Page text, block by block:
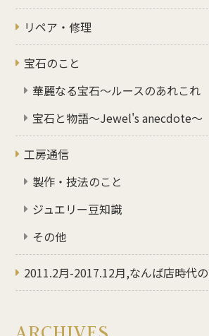
リペア・修理
宝石のこと
華麗なる宝石～ルースのあれこれ
宝石と物語～Jewel's anecdote～
工房通信
製作・技法のこと
ジュエリー豆知識
その他
2011.2月-2017.12月,なんば店時代